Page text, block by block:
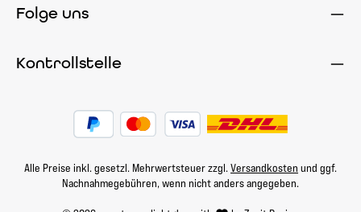
Folge uns
Kontrollstelle
Alle Preise inkl. gesetzl. Mehrwertsteuer zzgl. Versandkosten und ggf.
Nachnahmegebühren, wenn nicht anders angegeben.